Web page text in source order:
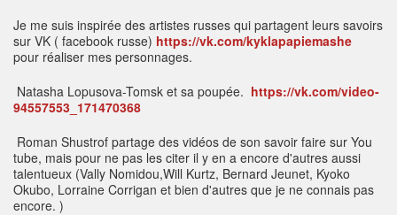
Je me suis inspirée des artistes russes qui partagent leurs savoirs
sur VK ( facebook russe) https://vk.com/kyklapapiemashe
pour réaliser mes personnages.
Natasha Lopusova-Tomsk et sa poupée. https://vk.com/video-
94557553_171470368
Roman Shustrof partage des vidéos de son savoir faire sur You
tube, mais pour ne pas les citer il y en a encore d'autres aussi
talentueux (Vally Nomidou,Will Kurtz, Bernard Jeunet, Kyoko
Okubo, Lorraine Corrigan et bien d'autres que je ne connais pas
encore. )